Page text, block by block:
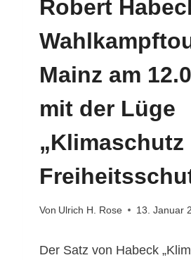
Robert
Mainz am
mit der Lüge
„Klimaschutz
Von Ulrich H. Rose 13. Januar
Der Satz von Habeck